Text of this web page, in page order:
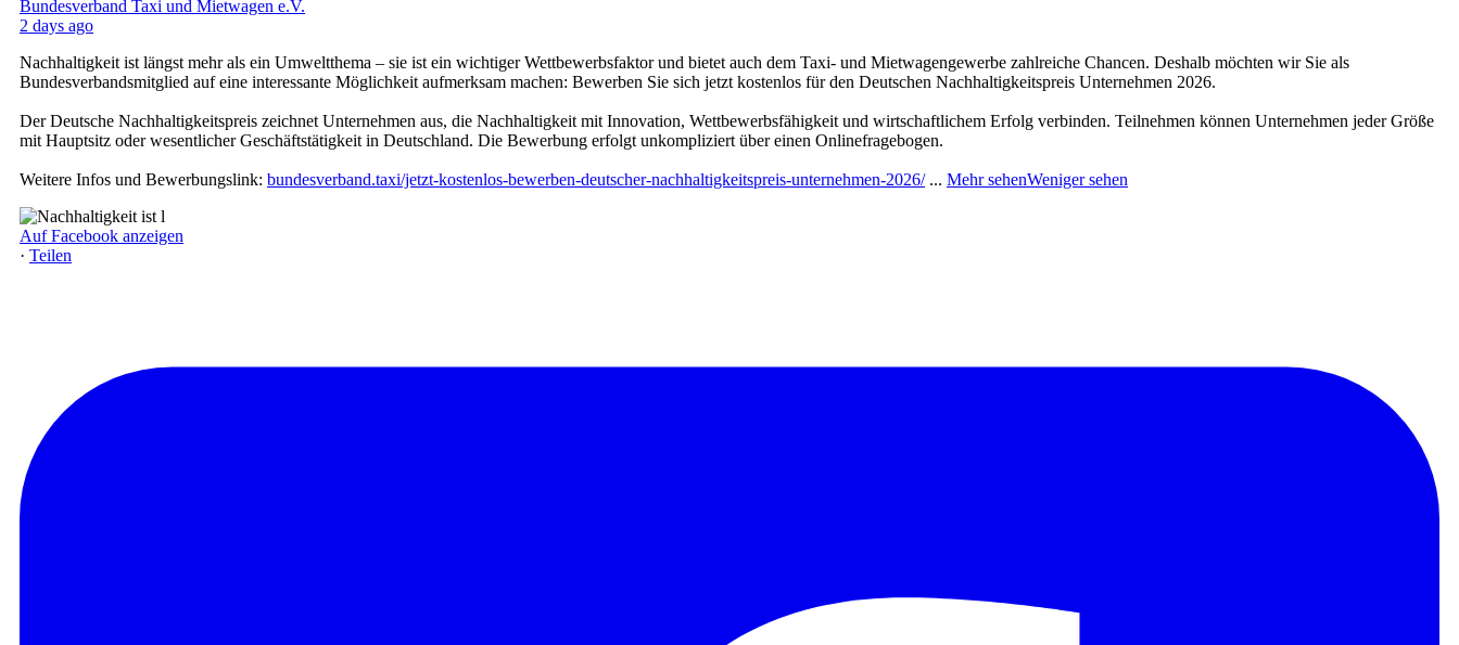
Bundesverband Taxi und Mietwagen e.V.
2 days ago
Nachhaltigkeit ist längst mehr als ein Umweltthema – sie ist ein wichtiger Wettbewerbsfaktor und bietet auch dem Taxi- und Mietwagengewerbe zahlreiche Chancen. Deshalb möchten wir Sie als
Bundesverbandsmitglied auf eine interessante Möglichkeit aufmerksam machen: Bewerben Sie sich jetzt kostenlos für den Deutschen Nachhaltigkeitspreis Unternehmen 2026.
Der Deutsche Nachhaltigkeitspreis zeichnet Unternehmen aus, die Nachhaltigkeit mit Innovation, Wettbewerbsfähigkeit und wirtschaftlichem Erfolg verbinden. Teilnehmen können Unternehmen jeder Größe
mit Hauptsitz oder wesentlicher Geschäftstätigkeit in Deutschland. Die Bewerbung erfolgt unkompliziert über einen Onlinefragebogen.
Weitere Infos und Bewerbungslink: bundesverband.taxi/jetzt-kostenlos-bewerben-deutscher-nachhaltigkeitspreis-unternehmen-2026/ ... Mehr sehenWeniger sehen
Auf Facebook anzeigen
· Teilen